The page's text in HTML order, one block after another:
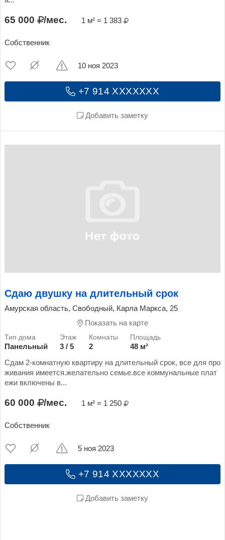
65 000 /мес. 1 м² = 1 383
Собственник
+7 914 XXXXXXX
Добавить заметку
10 ноя 2023
Сдаю двушку на длительный срок
Амурская область, Свободный, Карла Маркса, 25
Показать на карте
Панельный 3 / 5 2
48 м²
Сдам 2-комнатную квартиру на длительный срок, все для про
живания имеется.желательно семье.все коммунальные плат
ежи включены в...
60 000 /мес. 1 м² = 1 250
Собственник
+7 914 XXXXXXX
Добавить заметку
5 ноя 2023